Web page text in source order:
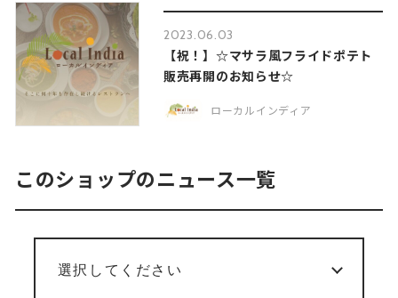
2023.06.03
【祝！】☆マサラ風フライドポテト
販売再開のお知らせ☆
ローカルインディア
このショップのニュース一覧